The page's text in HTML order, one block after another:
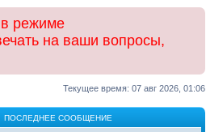
режиме
на ваши вопросы,
Текущее время: 07 авг 2026, 01:06
ПОСЛЕДНЕЕ СООБЩЕНИЕ